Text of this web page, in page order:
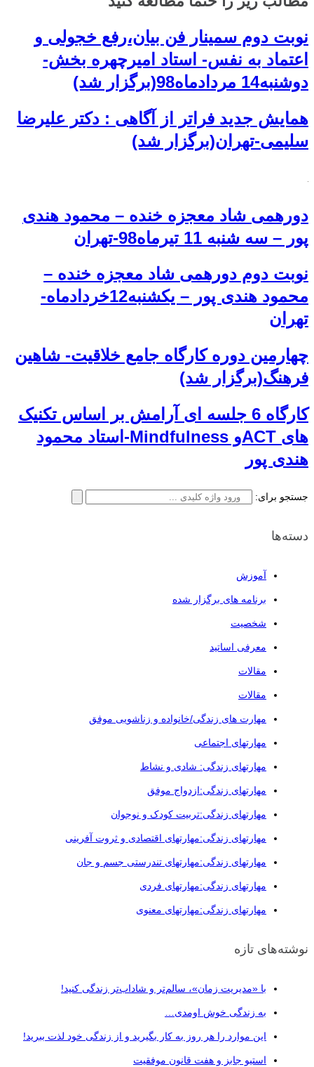
نوبت دوم سمینار فن بیان،رفع خجولی و
اعتماد به نفس- استاد امیرچهره بخش-
دوشنبه14 مردادماه98(برگزار شد)
همایش جدید فراتر از آگاهی : دکتر علیرضا
سلیمی-تهران(برگزار شد)
دورهمی شاد معجزه خنده – محمود هندی
پور – سه شنبه 11 تیرماه98-تهران
نوبت دوم دورهمی شاد معجزه خنده –
محمود هندی پور – یکشنبه12خردادماه-
تهران
چهارمین دوره کارگاه جامع خلاقیت- شاهین
فرهنگ(برگزار شد)
کارگاه 6 جلسه ای آرامش بر اساس تکنیک
های ACTو Mindfulness-استاد محمود
هندی پور
جستجو برای:
دسته‌ها
آموزش
برنامه های برگزار شده
شخصیت
معرفی اساتید
مقالات
مقالات
مهارت های زندگی/خانواده و زناشویی موفق
مهارتهای اجتماعی
مهارتهای زندگی: شادی و نشاط
مهارتهای زندگی:ازدواج موفق
مهارتهای زندگی:تربیت کودک و نوجوان
مهارتهای زندگی:مهارتهای اقتصادی و ثروت آفرینی
مهارتهای زندگی:مهارتهای تندرستی جسم و جان
مهارتهای زندگی:مهارتهای فردی
مهارتهای زندگی:مهارتهای معنوی
نوشته‌های تازه
با «مدیریت زمان»، سالم‌تر و شاداب‌تر زندگی کنید!
به زندگی خوش اومدی…
این موارد را هر روز به کار بگیرید و از زندگی خود لذت ببرید!
استیو جابز و هفت قانون موفقیت